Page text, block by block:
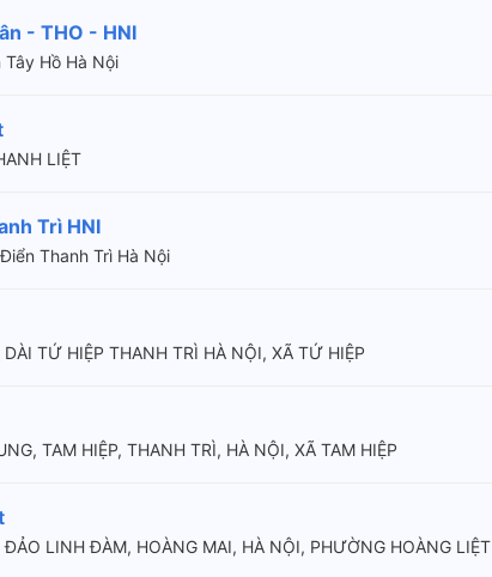
- THO - HNI
Tây Hồ Hà Nội
LIỆT
Trì HNI
Thanh Trì Hà Nội
TỨ HIỆP THANH TRÌ HÀ NỘI, XÃ TỨ HIỆP
TAM HIỆP, THANH TRÌ, HÀ NỘI, XÃ TAM HIỆP
LINH ĐÀM, HOÀNG MAI, HÀ NỘI, PHƯỜNG HOÀNG LIỆT